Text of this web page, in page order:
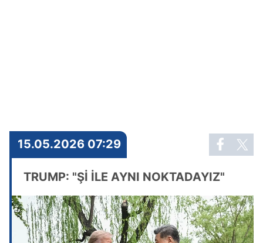
15.05.2026 07:29
TRUMP: "Şİ İLE AYNI NOKTADAYIZ"